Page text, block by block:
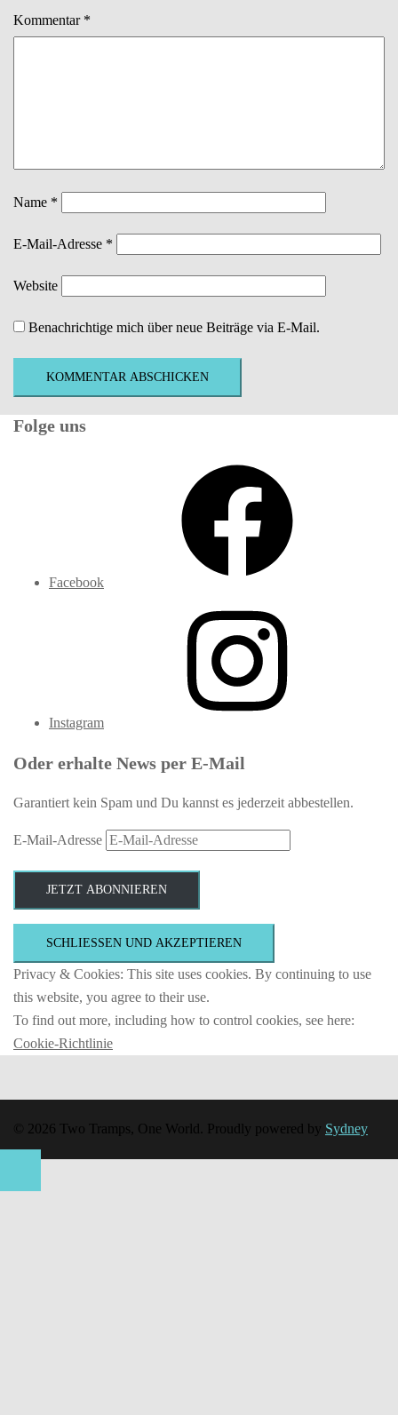
Kommentar *
Name *
E-Mail-Adresse *
Website
Benachrichtige mich über neue Beiträge via E-Mail.
Folge uns
Facebook
Instagram
Oder erhalte News per E-Mail
Garantiert kein Spam und Du kannst es jederzeit abbestellen.
E-Mail-Adresse
JETZT ABONNIEREN
Privacy & Cookies: This site uses cookies. By continuing to use
this website, you agree to their use.
To find out more, including how to control cookies, see here:
Cookie-Richtlinie
© 2026 Two Tramps, One World. Proudly powered by Sydney